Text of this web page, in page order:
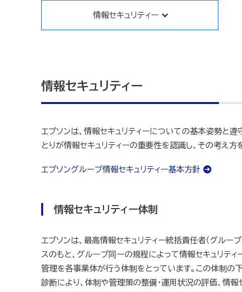
情報セキュリティー
情報セキュリティー
エプソンは、情報セキュリティーについての基本姿勢と
とりが情報セキュリティーの重要性を認識し、その考え
エプソングループ情報セキュリティー基本方針
情報セキュリティー体制
エプソンは、最高情報セキュリティー統括責任者（グルー
スのもと、グループ同一の規程によって情報セキュリテ
管理を各事業体が行う体制をとっています。この体制の
診断により、体制や管理策の整備・運用状況の評価、情報